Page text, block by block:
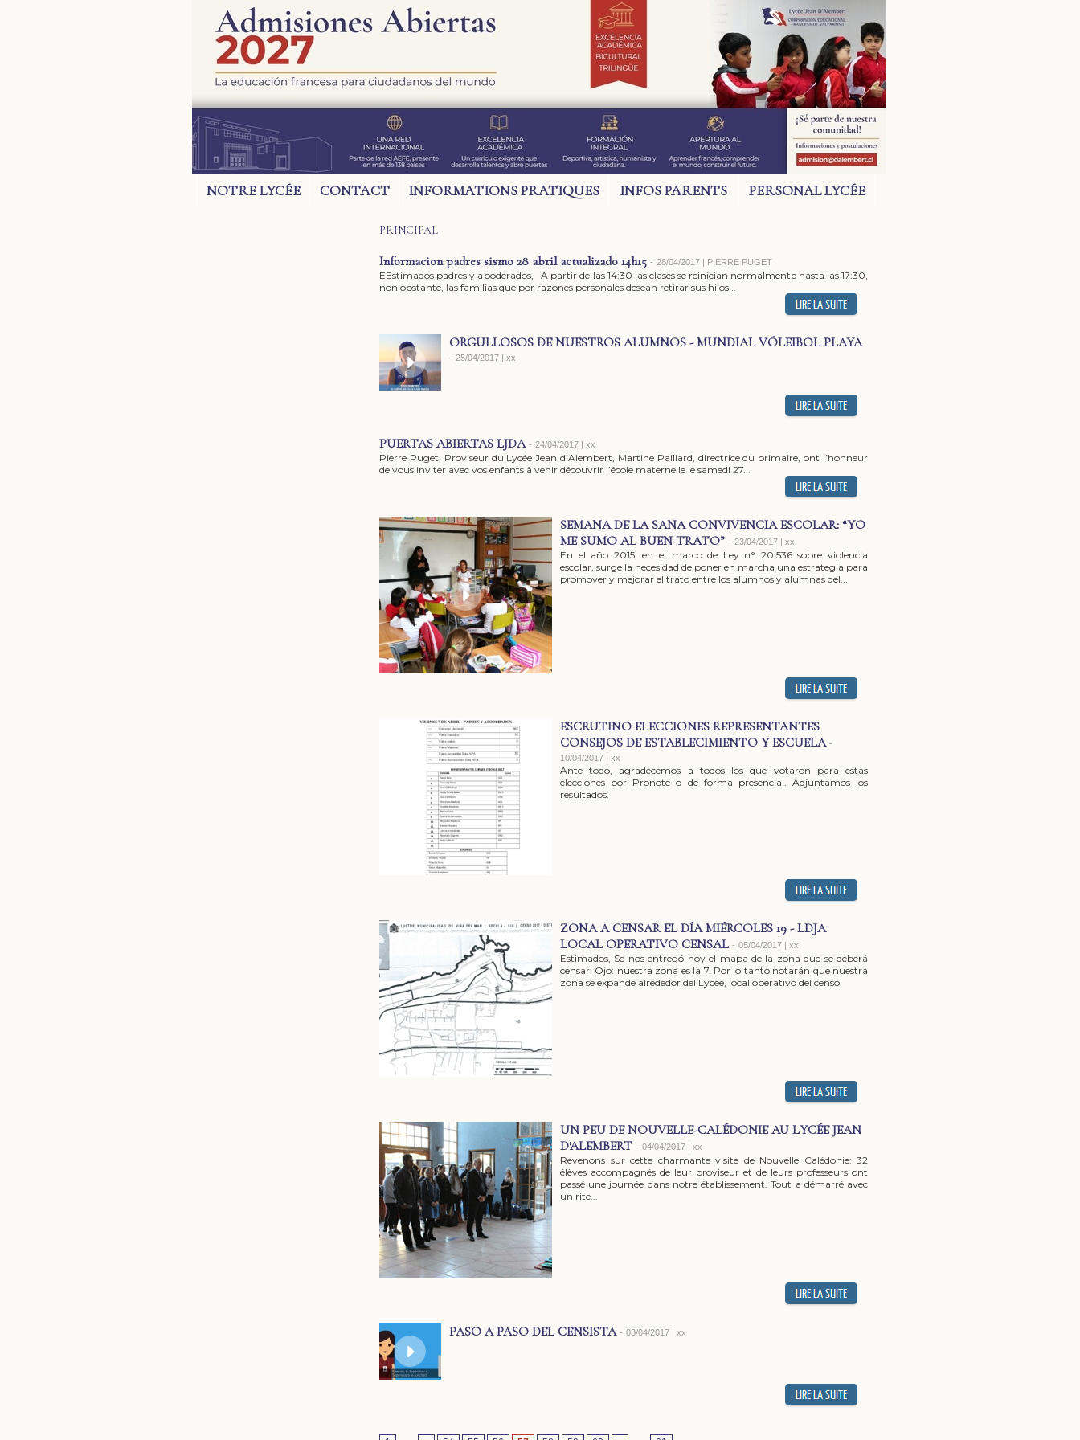
NOTRE LYCÉE CONTACT INFORMATIONS PRATIQUES INFOS PARENTS PERSONAL LYCÉE
PRINCIPAL
Informacion padres sismo 28 abril actualizado 14h15 - 28/04/2017 | PIERRE PUGET
EEstimados padres y apoderados, A partir de las 14:30 las clases se reinician normalmente hasta las 17:30,
non obstante, las familias que por razones personales desean retirar sus hijos...
ORGULLOSOS DE NUESTROS ALUMNOS - MUNDIAL VÓLEIBOL PLAYA
- 25/04/2017 | xx
PUERTAS ABIERTAS LJDA - 24/04/2017 | xx
Pierre Puget, Proviseur du Lycée Jean d’Alembert, Martine Paillard, directrice du primaire, ont l’honneur
de vous inviter avec vos enfants à venir découvrir l’école maternelle le samedi 27...
SEMANA DE LA SANA CONVIVENCIA ESCOLAR: “YO
ME SUMO AL BUEN TRATO” - 23/04/2017 | xx
En el año 2015, en el marco de Ley n° 20.536 sobre violencia
escolar, surge la necesidad de poner en marcha una estrategia para
promover y mejorar el trato entre los alumnos y alumnas del...
ESCRUTINO ELECCIONES REPRESENTANTES
CONSEJOS DE ESTABLECIMIENTO Y ESCUELA -
10/04/2017 | xx
Ante todo, agradecemos a todos los que votaron para estas
elecciones por Pronote o de forma presencial. Adjuntamos los
resultados.
ZONA A CENSAR EL DÍA MIÉRCOLES 19 - LDJA
LOCAL OPERATIVO CENSAL - 05/04/2017 | xx
Estimados, Se nos entregó hoy el mapa de la zona que se deberá
censar. Ojo: nuestra zona es la 7. Por lo tanto notarán que nuestra
zona se expande alrededor del Lycée, local operativo del censo.
UN PEU DE NOUVELLE-CALÉDONIE AU LYCÉE JEAN
D'ALEMBERT - 04/04/2017 | xx
Revenons sur cette charmante visite de Nouvelle Calédonie: 32
élèves accompagnés de leur proviseur et de leurs professeurs ont
passé une journée dans notre établissement. Tout a démarré avec
un rite...
PASO A PASO DEL CENSISTA - 03/04/2017 | xx